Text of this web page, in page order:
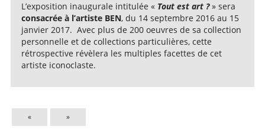
L’exposition inaugurale intitulée « Tout est art ?» sera
consacrée à l’artiste BEN, du 14 septembre 2016 au 15
janvier 2017. Avec plus de 200 oeuvres de sa collection
personnelle et de collections particulières, cette
rétrospective révèlera les multiples facettes de cet
artiste iconoclaste.
« »